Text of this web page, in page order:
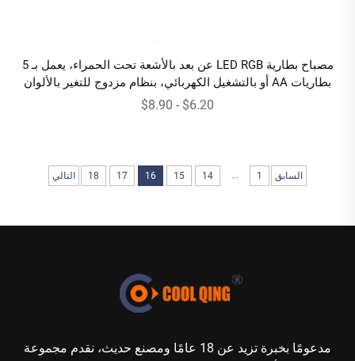
مصباح بطارية LED RGB عن بعد بالأشعة تحت الحمراء، يعمل بـ 5
بطاريات AA أو بالتشغيل الكهربائي، بنظام مزدوج للتغير بالألوان
$6.20 - $8.90
السابق 1
...
14
15
16
17
18 التالي
مدعومًا بخبرة تزيد عن 18 عامًا ومصنع حديث، نقدم مجموعة